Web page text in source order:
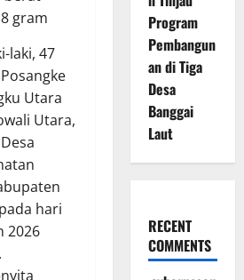
gram
laki, 47
Utara
Utara,
hari
2026
Program
Pembangun
an di Tiga
Desa
Banggai
Laut
RECENT
COMMENTS